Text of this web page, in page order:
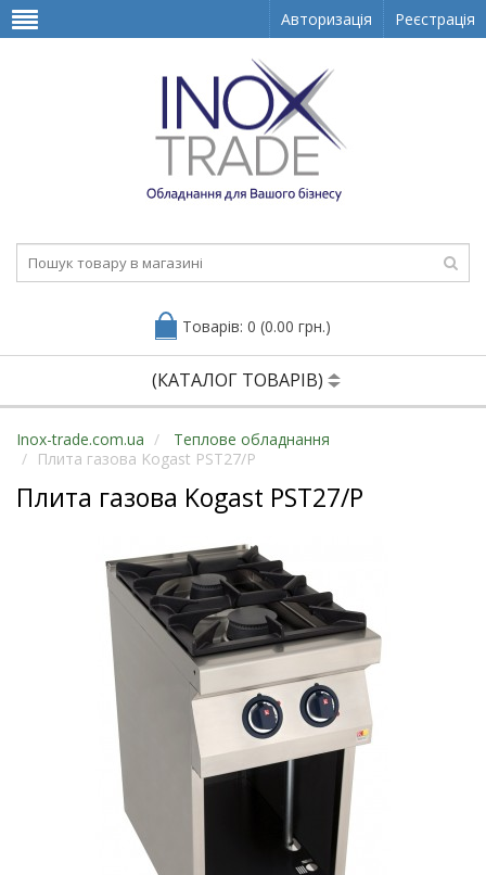
Авторизація Реєстрація
Товарів: 0 (0.00 грн.)
(КАТАЛОГ ТОВАРІВ)
Inox-trade.com.ua
Теплове обладнання
Плита газова Kogast PST27/P
Плита газова Kogast PST27/P